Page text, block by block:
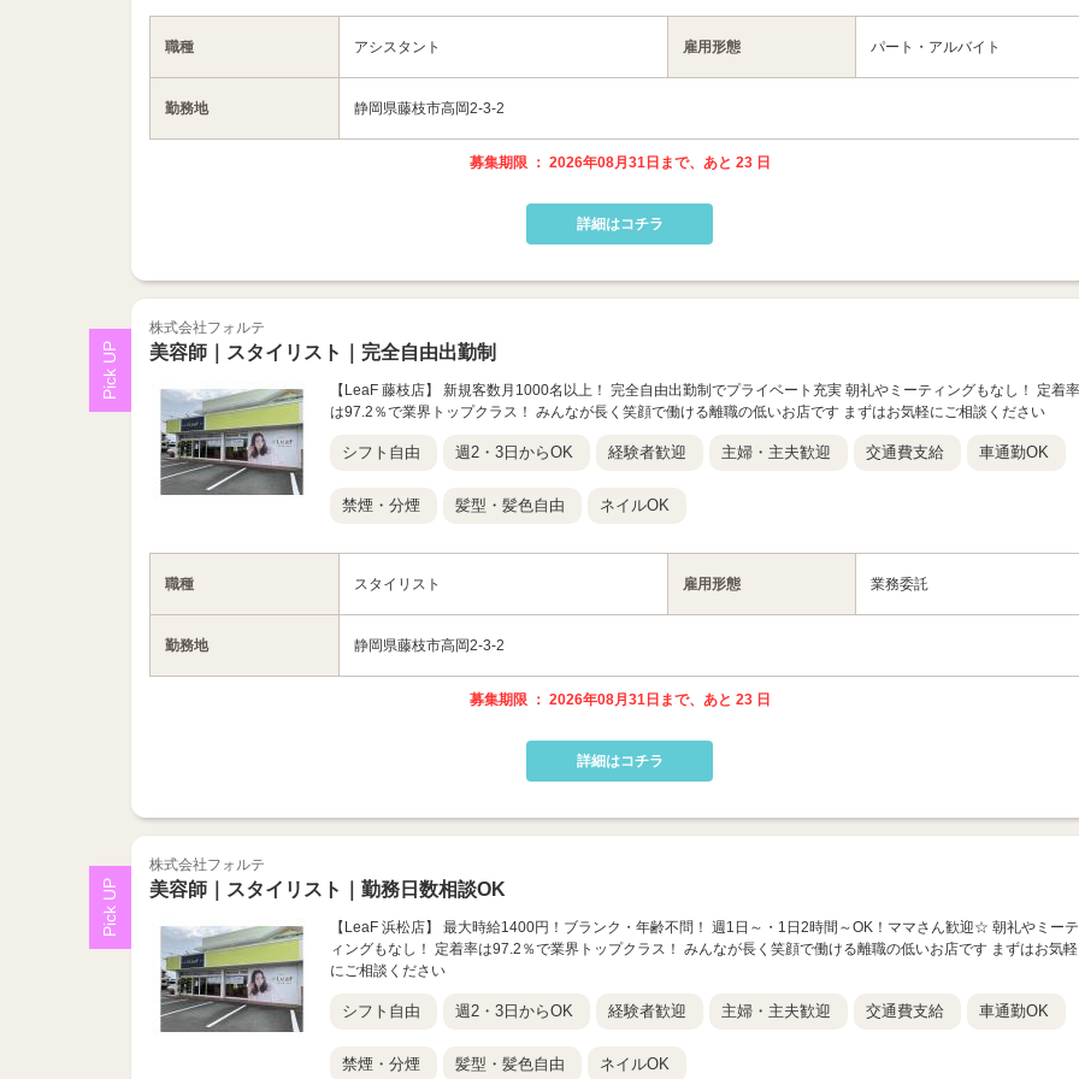
職種 アシスタント 雇用形態 パート・アルバイト
勤務地 静岡県藤枝市高岡2-3-2
募集期限 ： 2026年08月31日まで、あと 23 日
詳細はコチラ
株式会社フォルテ
美容師｜スタイリスト｜完全自由出勤制
【LeaF 藤枝店】 新規客数月1000名以上！ 完全自由出勤制でプライベート充実 朝礼やミーティングもなし！ 定着率
は97.2％で業界トップクラス！ みんなが長く笑顔で働ける離職の低いお店です まずはお気軽にご相談ください
シフト自由 週2・3日からOK 経験者歓迎 主婦・主夫歓迎 交通費支給 車通勤OK
禁煙・分煙 髪型・髪色自由 ネイルOK
職種 スタイリスト 雇用形態 業務委託
勤務地 静岡県藤枝市高岡2-3-2
募集期限 ： 2026年08月31日まで、あと 23 日
詳細はコチラ
株式会社フォルテ
美容師｜スタイリスト｜勤務日数相談OK
【LeaF 浜松店】 最大時給1400円！ブランク・年齢不問！ 週1日～・1日2時間～OK！ママさん歓迎☆ 朝礼やミーテ
ィングもなし！ 定着率は97.2％で業界トップクラス！ みんなが長く笑顔で働ける離職の低いお店です まずはお気軽
にご相談ください
シフト自由 週2・3日からOK 経験者歓迎 主婦・主夫歓迎 交通費支給 車通勤OK
禁煙・分煙 髪型・髪色自由 ネイルOK